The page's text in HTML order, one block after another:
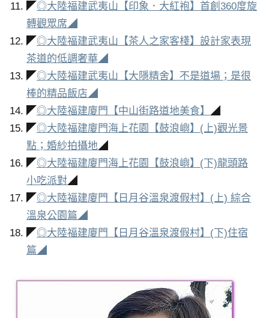
◤ ◎大陸福建武夷山【印象．大紅袍】首創360度旋
轉觀眾席◢
◤ ◎大陸福建武夷山【茶人之家客棧】設計家表現
茶道的低調奢華◢
◤ ◎大陸福建武夷山【大隱精舍】不是道場；是很
棒的精品飯店◢
◤ ◎大陸福建廈門【中山街路道地美食】
◢
◤ ◎大陸福建廈門海上花園【鼓浪嶼】(上)觀光景
點；婚紗拍攝地◢
◤ ◎大陸福建廈門海上花園【鼓浪嶼】(下)龍頭路
小吃派對◢
◤ ◎大陸福建廈門【日月谷溫泉渡假村】(上) 綜合
溫泉公園篇◢
◤ ◎大陸福建廈門【日月谷溫泉渡假村】(下)住宿
篇◢